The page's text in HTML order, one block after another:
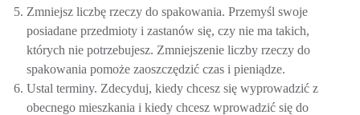
Zmniejsz liczbę rzeczy do spakowania. Przemyśl swoje
posiadane przedmioty i zastanów się, czy nie ma takich,
których nie potrzebujesz. Zmniejszenie liczby rzeczy do
spakowania pomoże zaoszczędzić czas i pieniądze.
Ustal terminy. Zdecyduj, kiedy chcesz się wyprowadzić z
obecnego mieszkania i kiedy chcesz wprowadzić się do